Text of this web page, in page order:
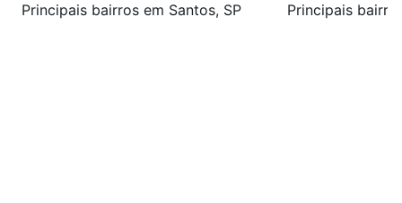
Principais bairros em Santos, SP Principais